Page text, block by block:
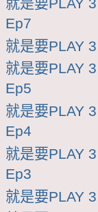
Ep7
就是要PLAY
就是要PLAY
Ep5
就是要PLAY
Ep4
就是要PLAY
Ep3
就是要PLAY